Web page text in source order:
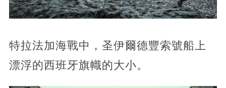
特拉法加海戰中，圣伊爾德豐索號船上
漂浮的西班牙旗幟的大小。